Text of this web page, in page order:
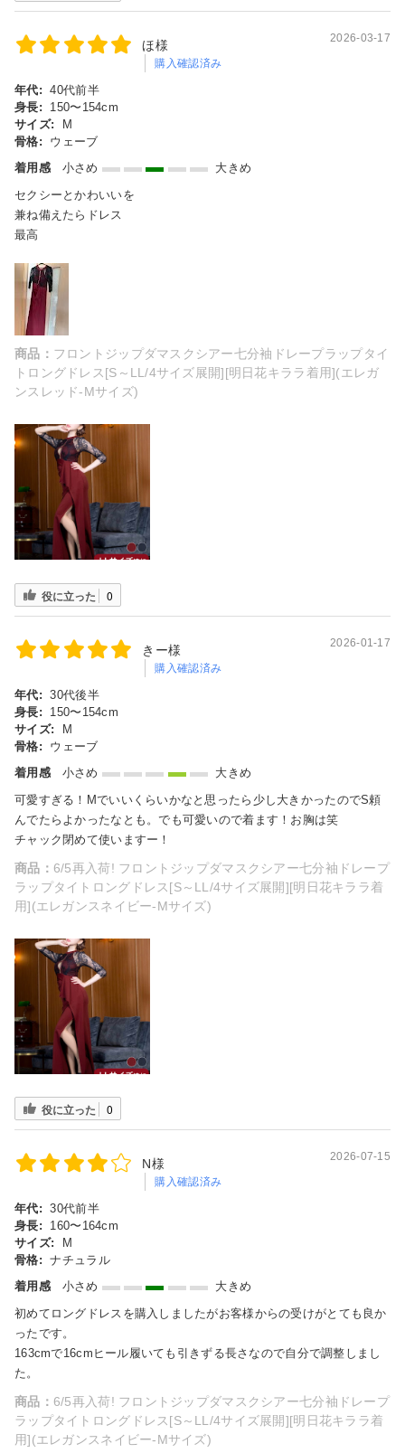
ほ様
購入確認済み
2026-03-17
年代: 40代前半
身長:
150〜154cm
サイズ:
M
骨格:
ウェーブ
着用感
小さめ
大きめ
セクシーとかわいいを
兼ね備えたらドレス
最高
商品： フロントジップダマスクシアー七分袖ドレープラップタイ
トロングドレス[S～LL/4サイズ展開][明日花キララ着用](エレガ
ンスレッド-Mサイズ)
役に立った 0
きー様
購入確認済み
2026-01-17
年代: 30代後半
身長:
150〜154cm
サイズ:
M
骨格:
ウェーブ
着用感
小さめ
大きめ
可愛すぎる！Mでいいくらいかなと思ったら少し大きかったのでS頼
んでたらよかったなとも。でも可愛いので着ます！お胸は笑
チャック閉めて使いますー！
商品： 6/5再入荷! フロントジップダマスクシアー七分袖ドレープ
ラップタイトロングドレス[S～LL/4サイズ展開][明日花キララ着
用](エレガンスネイビー-Mサイズ)
役に立った 0
N様
購入確認済み
2026-07-15
年代: 30代前半
身長:
160〜164cm
サイズ:
M
骨格: ナチュラル
着用感
小さめ
大きめ
初めてロングドレスを購入しましたがお客様からの受けがとても良か
ったです。
163cmで16cmヒール履いても引きずる長さなので自分で調整しまし
た。
商品： 6/5再入荷! フロントジップダマスクシアー七分袖ドレープ
ラップタイトロングドレス[S～LL/4サイズ展開][明日花キララ着
用](エレガンスネイビー-Mサイズ)